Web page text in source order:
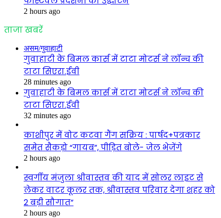
2 hours ago
ताजा खबरें
असम/गुवाहाटी
गुवाहाटी के बिमल कार्स में टाटा मोटर्स ने लॉन्च की
टाटा सिएरा.ईवी
28 minutes ago
गुवाहाटी के बिमल कार्स में टाटा मोटर्स ने लॉन्च की
टाटा सिएरा.ईवी
32 minutes ago
काशीपुर में वोट कटवा गैंग सक्रिय : पार्षद+पत्रकार
समेत सैकड़ो “गायब”, पीड़ित बोले- जेल भेजेंगे
2 hours ago
स्वर्गीय मंजुला श्रीवास्तव की याद में सोलर लाइट से
लेकर वाटर कूलर तक, श्रीवास्तव परिवार देगा शहर को
2 बड़ी सौगात”
2 hours ago